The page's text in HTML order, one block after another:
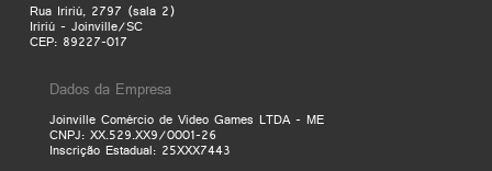
Rua Iririú, 2797 (sala 2)
Iririú - Joinville/SC
CEP: 89227-017
Dados da Empresa
Joinville Comércio de Video Games LTDA - ME
CNPJ: XX.529.XX9/0001-26
Inscrição Estadual: 25XXX7443